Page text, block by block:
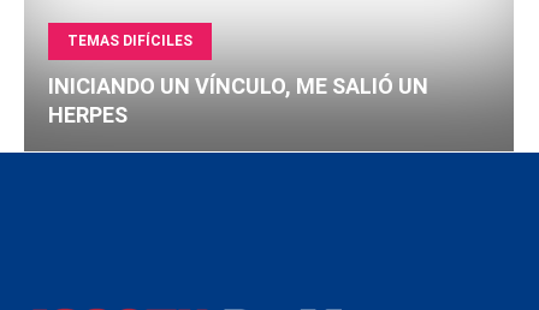
TEMAS DIFÍCILES
INICIANDO UN VÍNCULO, ME SALIÓ UN
HERPES